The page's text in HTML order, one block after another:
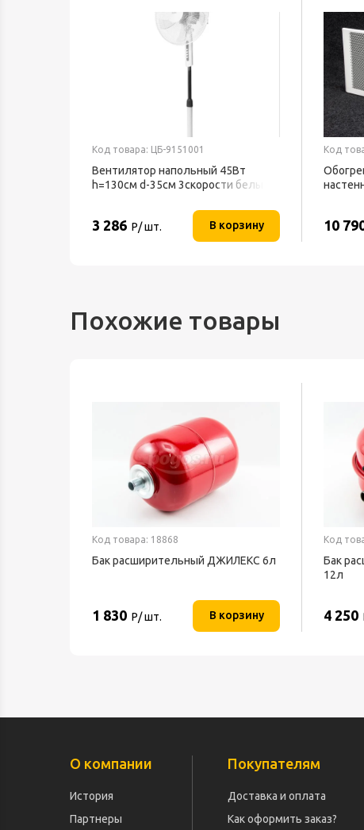
Код товара: ЦБ-9151001
Вентилятор напольный 45Вт
h=130см d-35см 3скорости белый
3 286 Р/ шт. В корзину
Код
10
Похожие товары
Код товара: 18868
Бак расширительный ДЖИЛЕКС 6л
1 830 Р/ шт. В корзину
Код
Бак
12л
4 250
О компании
История
Партнеры
Покупателям
Доставка и оплата
Как оформить заказ?